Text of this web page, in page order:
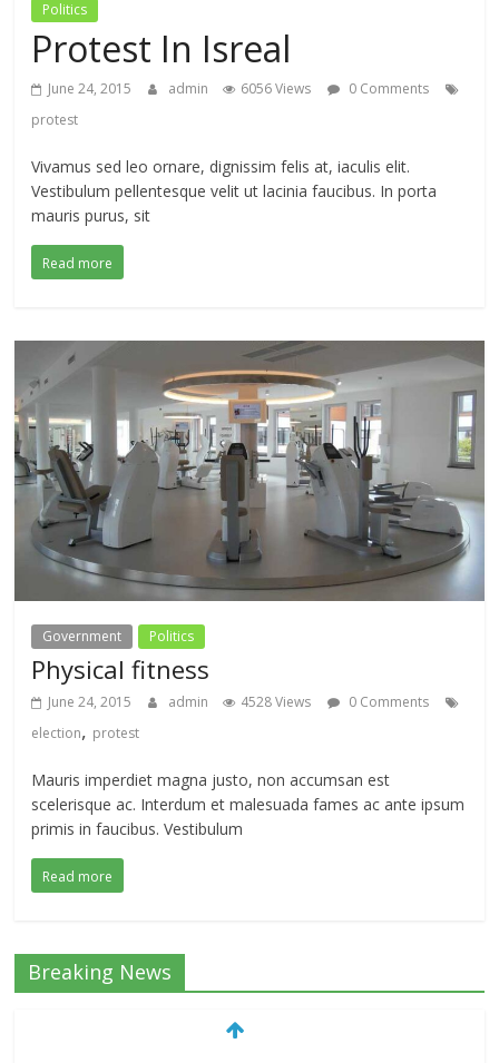
Politics
Protest In Isreal
June 24, 2015 admin 6056 Views
0 Comments
protest
Vivamus sed leo ornare, dignissim felis at, iaculis elit.
Vestibulum pellentesque velit ut lacinia faucibus. In porta
mauris purus, sit
Read more
Government Politics
Physical fitness
June 24, 2015 admin 4528 Views
0 Comments
election, protest
Mauris imperdiet magna justo, non accumsan est
scelerisque ac. Interdum et malesuada fames ac ante ipsum
primis in faucibus. Vestibulum
Read more
Breaking News